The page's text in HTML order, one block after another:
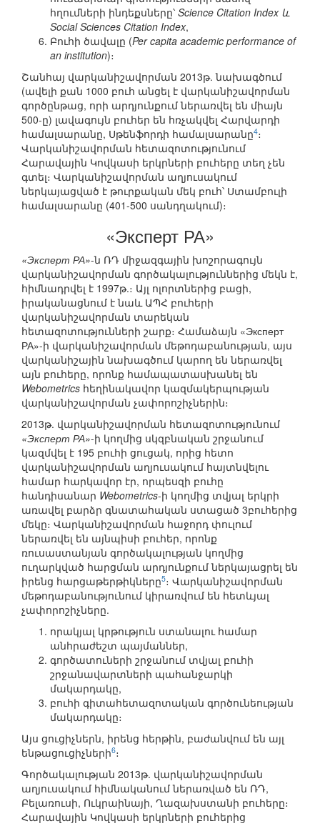
հղումների ինդեքսները՝ Science Citation Index և
Social Sciences Citation Index,
Բուհի ծավալը (Per capita academic performance of
an institution)։
Շանհայ վարկանիշավորման 2013թ. նախագծում
(ավելի քան 1000 բուհ անցել է վարկանիշավորման
գործընթաց, որի արդյունքում ներառվել են միայն
500-ը) լավագույն բուհեր են հռչակվել Հարվարդի
համալսարանը, Սթենֆորդի համալսարանը4։
Վարկանիշավորման հետազոտությունում
Հարավային Կովկասի երկրների բուհերը տեղ չեն
գտել։ Վարկանիշավորման աղյուսակում
ներկայացված է թուրքական մեկ բուհ՝ Ստամբուլի
համալսարանը (401-500 սանդղակում)։
«Эксперт РА»
«Эксперт РА»-ն ՌԴ միջազգային խոշորագույն
վարկանիշավորման գործակալություններից մեկն է,
հիմնադրվել է 1997թ.։ Այլ ոլորտներից բացի,
իրականացնում է նաև ԱՊՀ բուհերի
վարկանիշավորման տարեկան
հետազոտությունների շարք։ Համաձայն «Эксперт
РА»-ի վարկանիշավորման մեթոդաբանության, այս
վարկանիշային նախագծում կարող են ներառվել
այն բուհերը, որոնք համապատասխանել են
Webometrics հեղինակավոր կազմակերպության
վարկանիշավորման չափորոշիչներին։
2013թ. վարկանիշավորման հետազոտությունում
«Эксперт РА»-ի կողմից սկզբնական շրջանում
կազմվել է 195 բուհի ցուցակ, որից հետո
վարկանիշավորման աղյուսակում հայտնվելու
համար հարկավոր էր, որպեսզի բուհը
հանդիսանար Webometrics-ի կողմից տվյալ երկրի
առավել բարձր գնատահական ստացած 3բուհերից
մեկը։ Վարկանիշավորման հաջորդ փուլում
ներառվել են այնպիսի բուհեր, որոնք
ռուսաստանյան գործակալության կողմից
ուղարկված հարցման արդյունքում ներկայացրել են
իրենց հարցաթերթիկները5։ Վարկանիշավորման
մեթոդաբանությունում կիրառվում են հետևյալ
չափորոշիչները.
որակյալ կրթություն ստանալու համար
անհրաժեշտ պայմաններ,
գործատուների շրջանում տվյալ բուհի
շրջանավարտների պահանջարկի
մակարդակը,
բուհի գիտահետազոտական գործունեության
մակարդակը։
Այս ցուցիչներն, իրենց հերթին, բաժանվում են այլ
ենթացուցիչների6։
Գործակալության 2013թ. վարկանիշավորման
աղյուսակում հիմնականում ներառված են ՌԴ,
Բելառուսի, Ուկրաինայի, Ղազախստանի բուհերը։
Հարավային Կովկասի երկրների բուհերից